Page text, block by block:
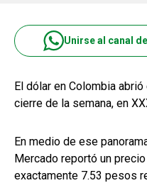
Unirse al canal
El dólar en Colombia
cierre de la semana, en
En medio de ese
Mercado reportó un
exactamente 7.53 pesos